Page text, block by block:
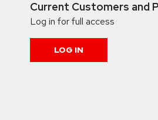
Current Customers and
Log in for full access
LOG IN